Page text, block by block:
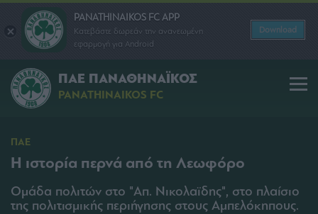
PANATHINAIKOS FC APP
Κατεβάστε δωρεάν την ανανεωμένη
εφαρμογή για Android
Download
ΠΑΕ ΠΑΝΑΘΗΝΑΪΚΟΣ
PANATHINAIKOS FC
ΠΑΕ
Η ιστορία περνά από τη Λεωφόρο
Ομάδα πολιτών στο "Απ. Νικολαϊδης", στο πλαίσιο
της πολιτισμικής περιήγησης στους Αμπελόκηπους.